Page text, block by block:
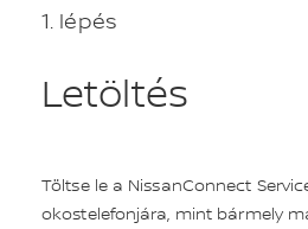
1. lépés
Letöltés
Töltse le a NissanConnect
okostelefonjára, mint bármely